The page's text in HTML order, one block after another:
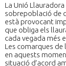
La Unió
sobrepoblació de
està provocant
que obliga els
cada vegada més
Les comarques de
en aquests
situació d’acord